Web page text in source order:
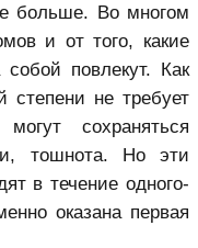
больше. Во многом
и от того, какие
повлекут. Как
степени не требует
сохраняться
тошнота. Но эти
в течение одного-
оказана первая